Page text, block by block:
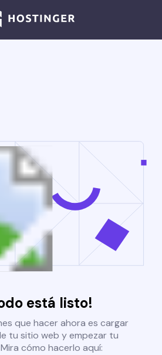
está listo!
que hacer ahora es cargar
tu sitio web y empezar tu
cómo hacerlo aquí: